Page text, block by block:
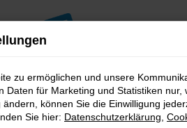
zu ermöglichen und unsere
für Marketing und Statistiken nur,
können Sie die Einwilligung
Sie hier: Datenschutzerklärung